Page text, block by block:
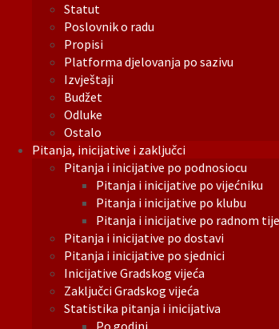
Statut
Poslovnik o radu
Propisi
Platforma djelovanja po sazivu
Izvještaji
Budžet
Odluke
Ostalo
Pitanja, inicijative i zaključci
Pitanja i inicijative po podnosiocu
Pitanja i inicijative po vijećniku
Pitanja i inicijative po klubu
Pitanja i inicijative po radnom
Pitanja i inicijative po dostavi
Pitanja i inicijative po sjednici
Inicijative Gradskog vijeća
Zaključci Gradskog vijeća
Statistika pitanja i inicijativa